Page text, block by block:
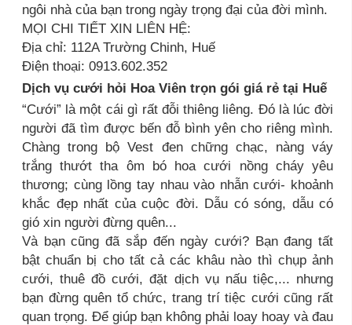
ngôi nhà của bạn trong ngày trọng đại của đời mình.
MỌI CHI TIẾT XIN LIÊN HỆ:
Địa chỉ: 112A Trường Chinh, Huế
Điện thoại: 0913.602.352
Dịch vụ cưới hỏi Hoa Viên trọn gói giá rẻ tại Huế
“Cưới” là một cái gì rất đỗi thiêng liêng. Đó là lúc đời
người đã tìm được bến đỗ bình yên cho riêng mình.
Chàng trong bộ Vest đen chững chạc, nàng váy
trắng thướt tha ôm bó hoa cưới nồng cháy yêu
thương; cùng lồng tay nhau vào nhẫn cưới- khoảnh
khắc đẹp nhất của cuộc đời. Dẫu có sóng, dẫu có
gió xin người đừng quên...
Và bạn cũng đã sắp đến ngày cưới? Bạn đang tất
bật chuẩn bị cho tất cả các khâu nào thì chụp ảnh
cưới, thuê đồ cưới, đặt dịch vụ nấu tiệc,... nhưng
bạn đừng quên tổ chức, trang trí tiệc cưới cũng rất
quan trọng. Để giúp bạn không phải loay hoay và đau